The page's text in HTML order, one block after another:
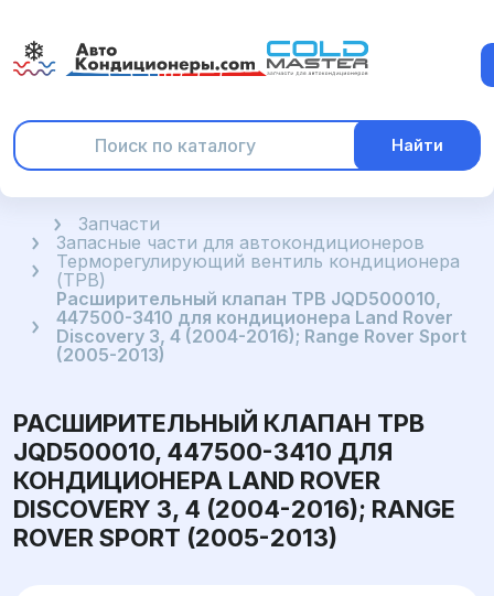
Найти
ГлавнаяЗапчасти
Запасные части для автокондиционеров
Терморегулирующий вентиль кондиционера
(ТРВ)
Расширительный клапан ТРВ JQD500010,
447500-3410 для кондиционера Land Rover
Discovery 3, 4 (2004-2016); Range Rover Sport
(2005-2013)
РАСШИРИТЕЛЬНЫЙ КЛАПАН ТРВ
JQD500010, 447500-3410 ДЛЯ
КОНДИЦИОНЕРА LAND ROVER
DISCOVERY 3, 4 (2004-2016); RANGE
ROVER SPORT (2005-2013)